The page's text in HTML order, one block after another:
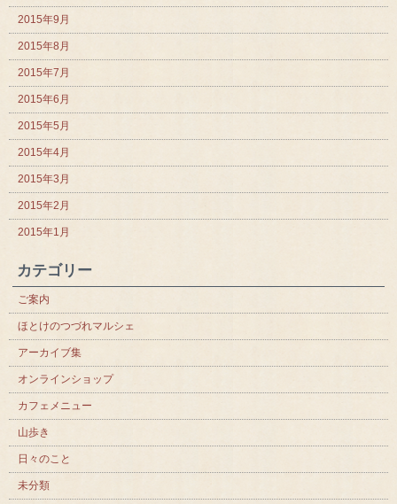
2015年9月
2015年8月
2015年7月
2015年6月
2015年5月
2015年4月
2015年3月
2015年2月
2015年1月
カテゴリー
ご案内
ほとけのつづれマルシェ
アーカイブ集
オンラインショップ
カフェメニュー
山歩き
日々のこと
未分類